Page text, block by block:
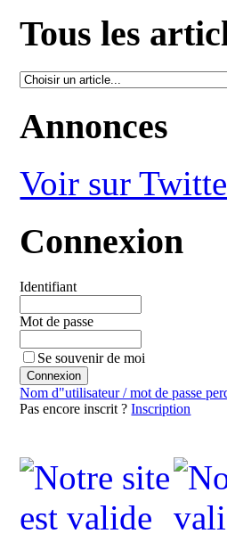
Tous les
Annonces
Voir sur
Connexion
Identifiant
Mot de passe
Se souvenir de moi
Nom d"utilisateur / mot de passe
Pas encore inscrit ?Inscription